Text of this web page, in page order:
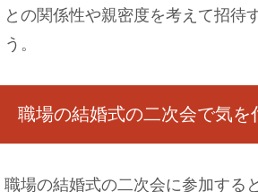
との関係性や親密度を考えて招待
う。
職場の結婚式の二次会で気を
職場の結婚式の二次会に参加する